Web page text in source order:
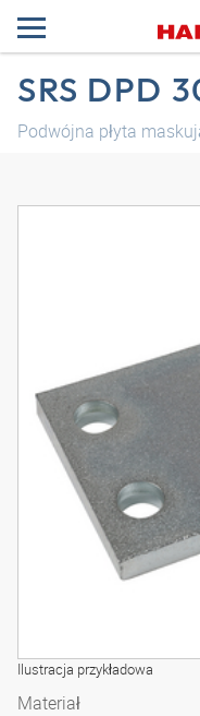
SRS DPD
Podwójna płyta
Ilustracja przykładowa
Materiał